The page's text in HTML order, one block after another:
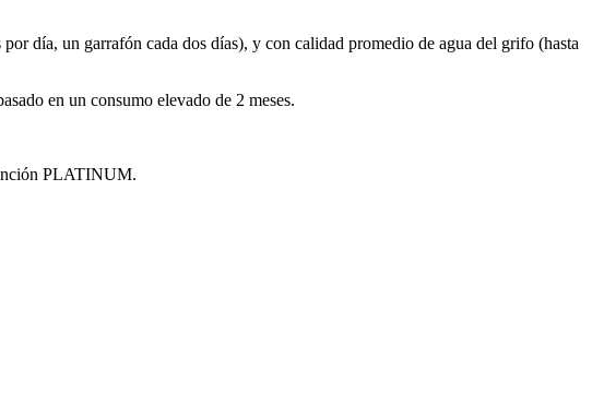
día, un garrafón cada dos días), y con calidad promedio de agua del grifo (hasta
en un consumo elevado de 2 meses.
PLATINUM.